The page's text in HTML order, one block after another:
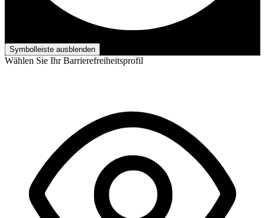
Symbolleiste ausblenden
Wählen Sie Ihr Barrierefreiheitsprofil